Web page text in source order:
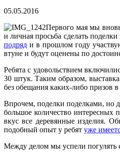
05.05.2016
Первого мая мы
и личная просьба сделать
подряд и в прошлом году
втуне и будут оценены по
Ребята с удовольствием
30 штук. Таким образом,
без обещания каких-либо призов
Впрочем, поделки поделками, но
большое количество интересных
вкус все деревянные изделия.
подобный опыт у ребят уже
Между делом мы успели погулять